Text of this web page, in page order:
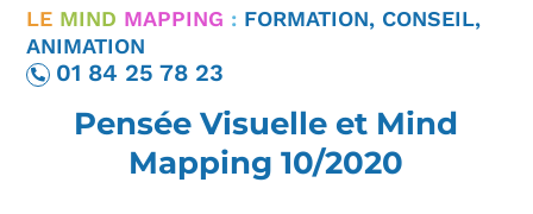
LE MIND MAPPING : FORMATION, CONSEIL,
ANIMATION
01 84 25 78 23
LA LETTRE MIND
MAPPING DECISION
Pensée Visuelle et Mind
Mapping 10/2020